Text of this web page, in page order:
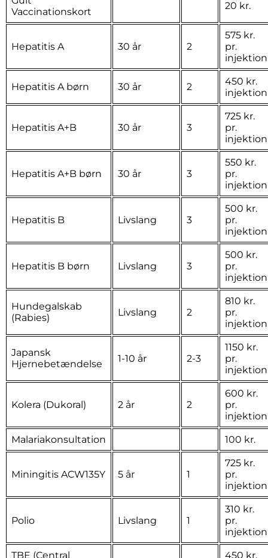
Vaccinationskort
20 kr.
Hepatitis A 30 år 2
575 kr.
pr.
injektion
Hepatitis A børn 30 år 2
450 kr.
injektion
Hepatitis A+B 30 år 3
725 kr.
pr.
injektion
Hepatitis A+B børn 30 år 3
550 kr.
pr.
injektion
Hepatitis B Livslang 3
500 kr.
pr.
injektion
Hepatitis B børn Livslang 3
500 kr.
pr.
injektion
Hundegalskab
(Rabies)
Livslang 2
810 kr.
pr.
injektion
Japansk
Hjernebetændelse
1-10 år 2-3
1150 kr.
pr.
injektion
Kolera (Dukoral) 2 år 2
600 kr.
pr.
injektion
Malariakonsultation 100 kr.
Miningitis ACW135Y 5 år 1
725 kr.
pr.
injektion
Polio Livslang 1
310 kr.
pr.
injektion
TBE (Central
450 kr.